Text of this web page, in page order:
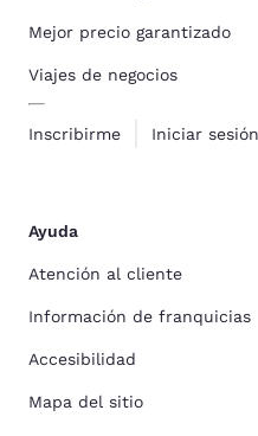
Mejor precio garantizado
Viajes de negocios
Inscribirme Iniciar sesión
Ayuda
Atención al cliente
Información de franquicias
Accesibilidad
Mapa del sitio